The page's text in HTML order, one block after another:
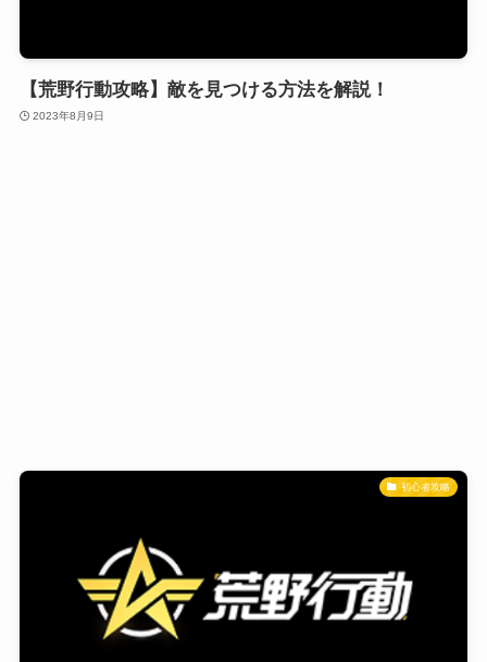
【荒野行動攻略】敵を見つける方法を解説！
2023年8月9日
初心者攻略